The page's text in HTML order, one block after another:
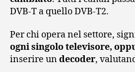
DVB-T a quello DVB-T2.
Per chi opera nel settore,
ogni singolo televisore,
inserire undecoder,